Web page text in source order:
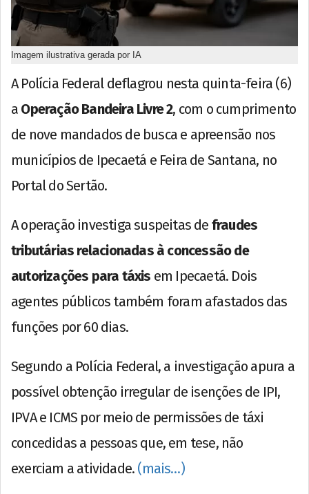
Imagem ilustrativa gerada por IA
A Polícia Federal deflagrou nesta quinta-feira (6)
a Operação Bandeira Livre 2, com o cumprimento
de nove mandados de busca e apreensão nos
municípios de Ipecaetá e Feira de Santana, no
Portal do Sertão.
A operação investiga suspeitas de fraudes
tributárias relacionadas à concessão de
autorizações para táxis em Ipecaetá. Dois
agentes públicos também foram afastados das
funções por 60 dias.
Segundo a Polícia Federal, a investigação apura a
possível obtenção irregular de isenções de IPI,
IPVA e ICMS por meio de permissões de táxi
concedidas a pessoas que, em tese, não
exerciam a atividade. (mais…)